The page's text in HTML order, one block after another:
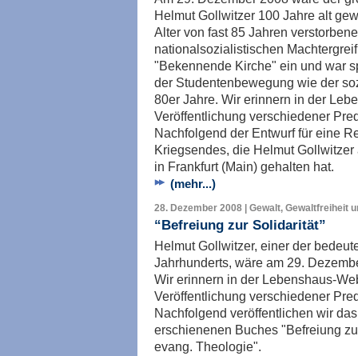
Helmut Gollwitzer 100 Jahre alt
Alter von fast 85 Jahren
nationalsozialistischen
"Bekennende Kirche" ein und war
der Studentenbewegung wie der
80er Jahre. Wir erinnern in der
Veröffentlichung verschiedener
Nachfolgend der Entwurf für eine
Kriegsendes, die Helmut
in Frankfurt (Main) gehalten hat.
(mehr...)
28. Dezember 2008 | Gewalt, Gewaltfreiheit
“Befreiung zur Solidarität”
Helmut Gollwitzer, einer der
Jahrhunderts, wäre am 29.
Wir erinnern in der Lebenshaus-
Veröffentlichung verschiedener
Nachfolgend veröffentlichen wir
erschienenen Buches "Befreiung
evang. Theologie".